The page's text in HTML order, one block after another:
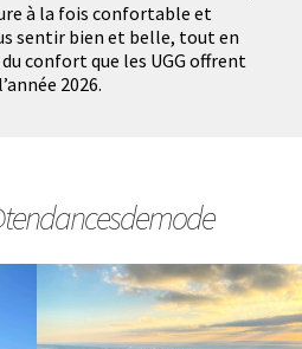
à la fois confortable et
sentir bien et belle, tout en
confort que les UGG offrent
2026.